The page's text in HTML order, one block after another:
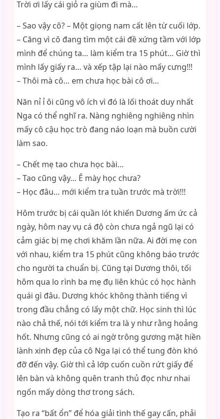
Trời ơi lấy cái giỏ ra giùm đi mà…
– Sao vậy cô? – Một giọng nam cất lên từ cuối lớp.
– Căng vì cô đang tìm một cái đề xứng tầm với lớp
mình để chúng ta… làm kiểm tra 15 phút… Giờ thì
mình lấy giấy ra… và xếp tập lại nào mấy cưng!!!
– Thôi mà cô… em chưa học bài cô ơi…
Năn nỉ ỉ ôi cũng vô ích vì đó là lối thoát duy nhất
Nga có thể nghĩ ra. Nàng nghiêng nghiêng nhìn
mấy cô cậu học trò đang náo loạn mà buồn cười
làm sao.
– Chết mẹ tao chưa học bài…
– Tao cũng vậy… Ê mày học chưa?
– Học đâu… mới kiểm tra tuần trước mà trời!!!
Hôm trước bị cái quần lót khiến Dương ấm ức cả
ngày, hôm nay vụ cá độ còn chưa ngả ngũ lại có
cảm giác bị mẹ chơi khăm lần nữa. Ai đời mẹ con
với nhau, kiểm tra 15 phút cũng không báo trước
cho người ta chuẩn bị. Cũng tại Dương thôi, tối
hôm qua lo rình ba mẹ đụ liên khúc có học hành
quái gì đâu. Dương khóc không thành tiếng vì
trong đầu chẳng có lấy một chữ. Học sinh thì lúc
nào chả thế, nói tới kiểm tra là y như rằng hoảng
hốt. Nhưng cũng có ai ngờ trông gương mặt hiền
lành xinh đẹp của cô Nga lại có thể tung đòn khó
đỡ đến vậy. Giờ thì cả lớp cuốn cuồn rứt giấy để
lên bàn và không quên tranh thủ đọc như nhai
ngốn mấy dòng thơ trong sách.
Tạo ra “bất ổn” để hóa giải tình thế gay cấn, phải